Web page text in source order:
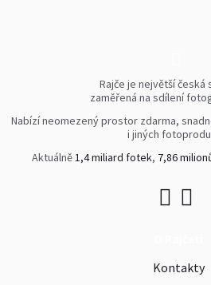
Rajče je největší česká
zaměřená na sdílení
Nabízí neomezený prostor zdarma,
i jiných
Aktuálně1,4 miliard fotek, 7,86
Kontakty